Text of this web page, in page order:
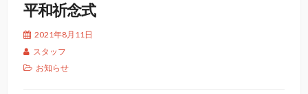
平和祈念式
2021年8月11日
スタッフ
お知らせ